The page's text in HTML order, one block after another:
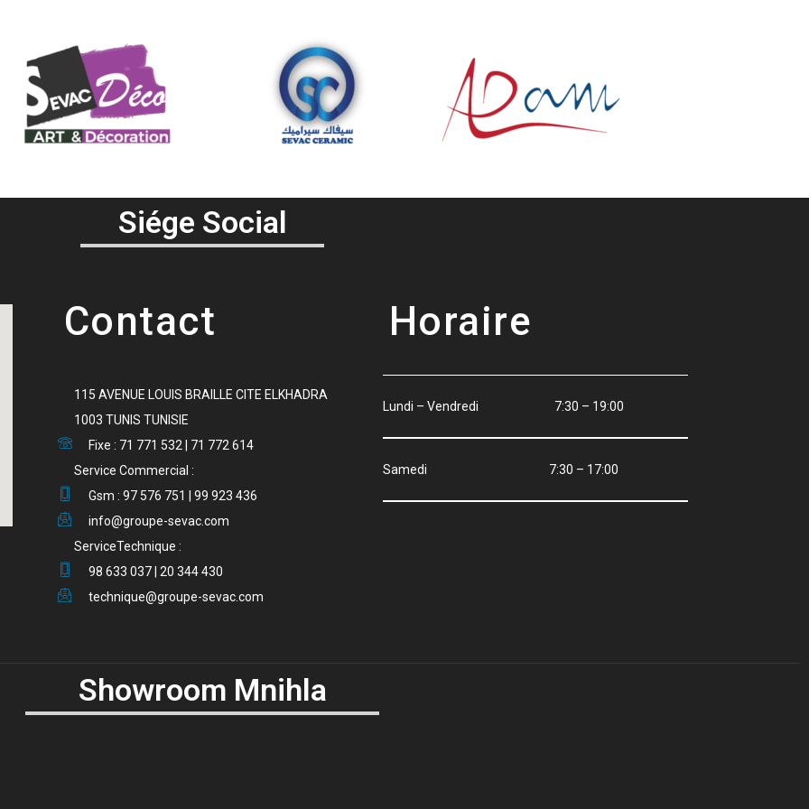
Siége Social
Contact
115 AVENUE LOUIS BRAILLE CITE ELKHADRA
1003 TUNIS TUNISIE
Fixe : 71 771 532 | 71 772 614
Service Commercial :
Gsm : 97 576 751 | 99 923 436
info@groupe-sevac.com
ServiceTechnique :
98 633 037 | 20 344 430
technique@groupe-sevac.com
Horaire
Lundi – Vendredi 7:30 – 19:00
Samedi 7:30 – 17:00
Showroom Mnihla